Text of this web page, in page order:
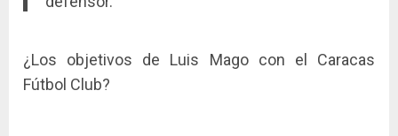
¿Los objetivos de Luis Mago con el Caracas
Fútbol Club?